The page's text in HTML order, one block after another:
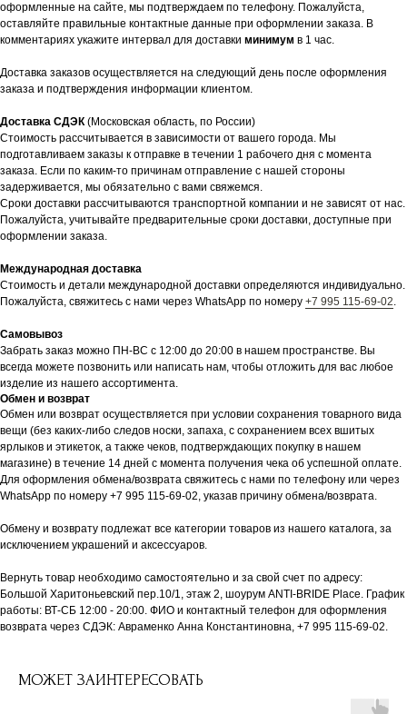
оформленные на сайте, мы подтверждаем по телефону. Пожалуйста,
оставляйте правильные контактные данные при оформлении заказа. В
комментариях укажите интервал для доставки минимум в 1 час.
Доставка заказов осуществляется на следующий день после оформления
заказа и подтверждения информации клиентом.
Доставка СДЭК(Московская область, по России)
Стоимость рассчитывается в зависимости от вашего города. Мы
подготавливаем заказы к отправке в течении 1 рабочего дня с момента
заказа. Если по каким-то причинам отправление с нашей стороны
задерживается, мы обязательно с вами свяжемся.
Сроки доставки рассчитываются транспортной компании и не зависят от нас.
Пожалуйста, учитывайте предварительные сроки доставки, доступные при
оформлении заказа.
Международная доставка
Стоимость и детали международной доставки определяются индивидуально.
Пожалуйста, свяжитесь с нами через WhatsApp по номеру +7 995 115-69-02.
Самовывоз
Забрать заказ можно ПН-ВС с 12:00 до 20:00 в нашем пространстве. Вы
всегда можете позвонить или написать нам, чтобы отложить для вас любое
изделие из нашего ассортимента.
Обмен и возврат
Обмен или возврат осуществляется при условии сохранения товарного вида
вещи (без каких-либо следов носки, запаха, с сохранением всех вшитых
ярлыков и этикеток, а также чеков, подтверждающих покупку в нашем
магазине) в течение 14 дней с момента получения чека об успешной оплате.
Для оформления обмена/возврата свяжитесь с нами по телефону или через
WhatsApp по номеру +7 995 115-69-02, указав причину обмена/возврата.
Обмену и возврату подлежат все категории товаров из нашего каталога, за
исключением украшений и аксессуаров.
Вернуть товар необходимо самостоятельно и за свой счет по адресу:
Большой Харитоньевский пер.10/1, этаж 2, шоурум ANTI-BRIDE Place. График
работы: ВТ-СБ 12:00 - 20:00. ФИО и контактный телефон для оформления
возврата через СДЭК: Авраменко Анна Константиновна, +7 995 115-69-02.
МОЖЕТ ЗАИНТЕРЕСОВАТЬ